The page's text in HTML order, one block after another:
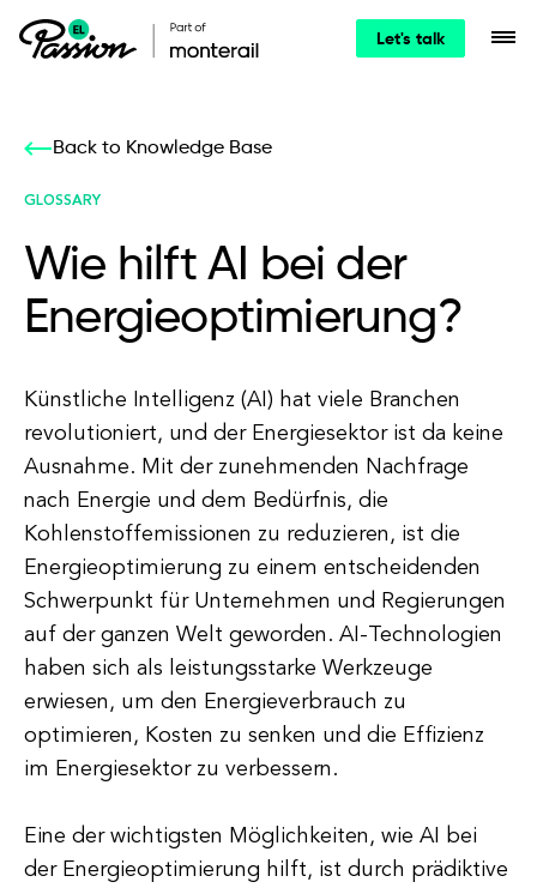
Let's talk
Back to Knowledge Base
GLOSSARY
Wie hilft AI bei der
Energieoptimierung?
Künstliche Intelligenz (AI) hat viele Branchen
revolutioniert, und der Energiesektor ist da keine
Ausnahme. Mit der zunehmenden Nachfrage
nach Energie und dem Bedürfnis, die
Kohlenstoffemissionen zu reduzieren, ist die
Energieoptimierung zu einem entscheidenden
Schwerpunkt für Unternehmen und Regierungen
auf der ganzen Welt geworden. AI-Technologien
haben sich als leistungsstarke Werkzeuge
erwiesen, um den Energieverbrauch zu
optimieren, Kosten zu senken und die Effizienz
im Energiesektor zu verbessern.
Eine der wichtigsten Möglichkeiten, wie AI bei
der Energieoptimierung hilft, ist durch prädiktive